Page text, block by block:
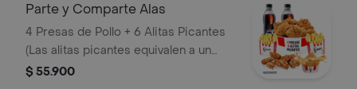
Parte y Comparte Alas
4 Presas de Pollo + 6 Alitas Picantes
(Las alitas picantes equivalen a un
trozo de ala) + 2 Papas Pequeñas + 2
$ 55.900